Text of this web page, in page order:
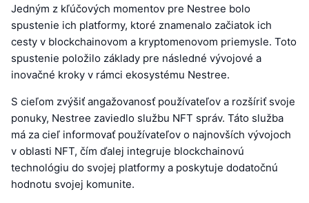
Jedným z kľúčových momentov pre Nestree bolo
spustenie ich platformy, ktoré znamenalo začiatok ich
cesty v blockchainovom a kryptomenovom priemysle. Toto
spustenie položilo základy pre následné vývojové a
inovačné kroky v rámci ekosystému Nestree.
S cieľom zvýšiť angažovanosť používateľov a rozšíriť svoje
ponuky, Nestree zaviedlo službu NFT správ. Táto služba
má za cieľ informovať používateľov o najnovších vývojoch
v oblasti NFT, čím ďalej integruje blockchainovú
technológiu do svojej platformy a poskytuje dodatočnú
hodnotu svojej komunite.